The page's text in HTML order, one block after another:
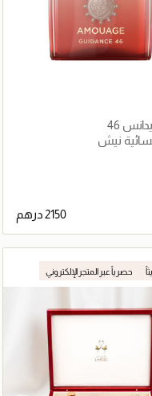
46
نيش
⁦2150⁩ درهم
جاري تحميل التفاصيل
حصرياً عبر المتجر الإلكتروني